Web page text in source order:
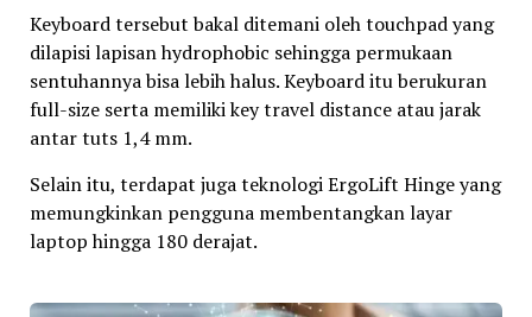
Keyboard tersebut bakal ditemani oleh touchpad yang
dilapisi lapisan hydrophobic sehingga permukaan
sentuhannya bisa lebih halus. Keyboard itu berukuran
full-size serta memiliki key travel distance atau jarak
antar tuts 1,4 mm.
Selain itu, terdapat juga teknologi ErgoLift Hinge yang
memungkinkan pengguna membentangkan layar
laptop hingga 180 derajat.